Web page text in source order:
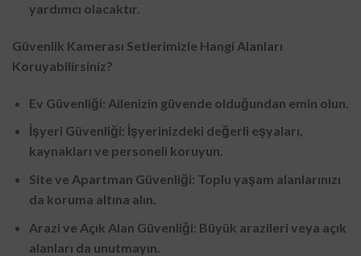
yardımcı olacaktır.
Güvenlik Kamerası Setlerimizle Hangi Alanları
Koruyabilirsiniz?
Ev Güvenliği: Ailenizin güvende olduğundan emin olun.
İşyeri Güvenliği: İşyerinizdeki değerli eşyaları,
kaynakları ve personeli koruyun.
Site ve Apartman Güvenliği: Toplu yaşam alanlarınızı
da koruma altına alın.
Arazi ve Açık Alan Güvenliği: Büyük arazileri veya açık
alanları da unutmayın.